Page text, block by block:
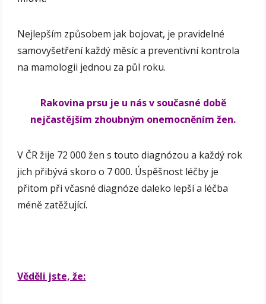
Nejlepším způsobem jak bojovat, je pravidelné
samovyšetření každý měsíc a preventivní kontrola
na mamologii jednou za půl roku.
Rakovina prsu je u nás v současné době
nejčastějším zhoubným onemocněním žen.
V ČR žije 72 000 žen s touto diagnózou a každý rok
jich přibývá skoro o 7 000. Úspěšnost léčby je
přitom při včasné diagnóze daleko lepší a léčba
méně zatěžující.
Věděli jste, že: